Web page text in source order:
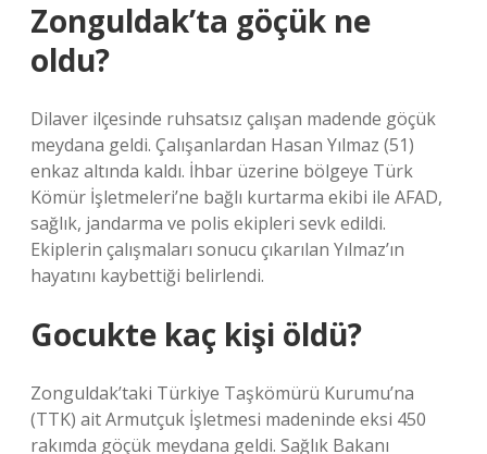
Zonguldak’ta göçük ne
oldu?
Dilaver ilçesinde ruhsatsız çalışan madende göçük
meydana geldi. Çalışanlardan Hasan Yılmaz (51)
enkaz altında kaldı. İhbar üzerine bölgeye Türk
Kömür İşletmeleri’ne bağlı kurtarma ekibi ile AFAD,
sağlık, jandarma ve polis ekipleri sevk edildi.
Ekiplerin çalışmaları sonucu çıkarılan Yılmaz’ın
hayatını kaybettiği belirlendi.
Gocukte kaç kişi öldü?
Zonguldak’taki Türkiye Taşkömürü Kurumu’na
(TTK) ait Armutçuk İşletmesi madeninde eksi 450
rakımda göçük meydana geldi. Sağlık Bakanı